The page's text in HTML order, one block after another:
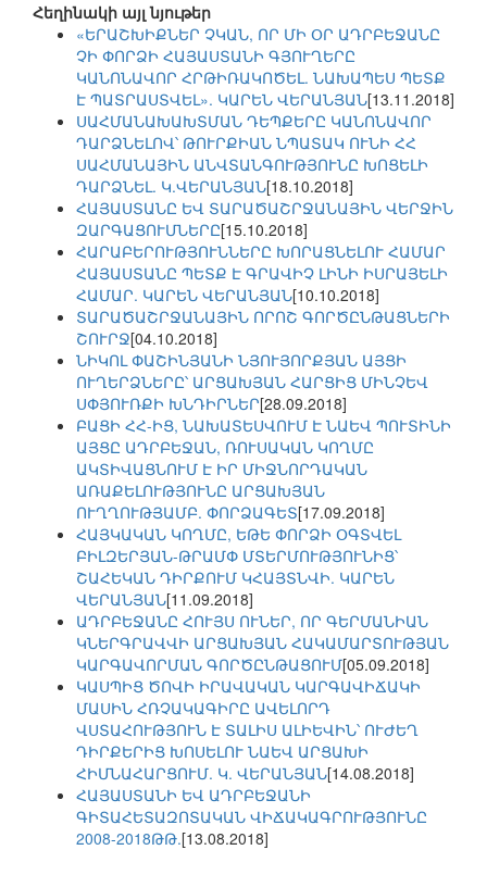
Հեղինակի այլ նյութեր
«ԵՐԱՇԽԻՔՆԵՐ ՉԿԱՆ, ՈՐ ՄԻ ՕՐ ԱԴՐԲԵՋԱՆԸ
ՉԻ ՓՈՐՁԻ ՀԱՅԱՍՏԱՆԻ ԳՅՈՒՂԵՐԸ
ԿԱՆՈՆԱՎՈՐ ՀՐԹԻՌԱԿՈԾԵԼ. ՆԱԽԱՊԵՍ ՊԵՏՔ
Է ՊԱՏՐԱՍՏՎԵԼ». ԿԱՐԵՆ ՎԵՐԱՆՅԱՆ[13.11.2018]
ՍԱՀՄԱՆԱԽԱԽՏՄԱՆ ԴԵՊՔԵՐԸ ԿԱՆՈՆԱՎՈՐ
ԴԱՐՁՆԵԼՈՎ՝ ԹՈՒՐՔԻԱՆ ՆՊԱՏԱԿ ՈՒՆԻ ՀՀ
ՍԱՀՄԱՆԱՅԻՆ ԱՆՎՏԱՆԳՈՒԹՅՈՒՆԸ ԽՈՑԵԼԻ
ԴԱՐՁՆԵԼ. Կ.ՎԵՐԱՆՅԱՆ[18.10.2018]
ՀԱՅԱՍՏԱՆԸ ԵՎ ՏԱՐԱԾԱՇՐՋԱՆԱՅԻՆ ՎԵՐՋԻՆ
ԶԱՐԳԱՑՈՒՄՆԵՐԸ[15.10.2018]
ՀԱՐԱԲԵՐՈՒԹՅՈՒՆՆԵՐԸ ԽՈՐԱՑՆԵԼՈՒ ՀԱՄԱՐ
ՀԱՅԱՍՏԱՆԸ ՊԵՏՔ Է ԳՐԱՎԻՉ ԼԻՆԻ ԻՍՐԱՅԵԼԻ
ՀԱՄԱՐ. ԿԱՐԵՆ ՎԵՐԱՆՅԱՆ[10.10.2018]
ՏԱՐԱԾԱՇՐՋԱՆԱՅԻՆ ՈՐՈՇ ԳՈՐԾԸՆԹԱՑՆԵՐԻ
ՇՈՒՐՋ[04.10.2018]
ՆԻԿՈԼ ՓԱՇԻՆՅԱՆԻ ՆՅՈՒՅՈՐՔՅԱՆ ԱՅՑԻ
ՈՒՂԵՐՁՆԵՐԸ՝ ԱՐՑԱԽՅԱՆ ՀԱՐՑԻՑ ՄԻՆՉԵՎ
ՍՓՅՈՒՌՔԻ ԽՆԴԻՐՆԵՐ[28.09.2018]
ԲԱՑԻ ՀՀ-ԻՑ, ՆԱԽԱՏԵՍՎՈՒՄ Է ՆԱԵՎ ՊՈՒՏԻՆԻ
ԱՅՑԸ ԱԴՐԲԵՋԱՆ, ՌՈՒՍԱԿԱՆ ԿՈՂՄԸ
ԱԿՏԻՎԱՑՆՈՒՄ Է ԻՐ ՄԻՋՆՈՐԴԱԿԱՆ
ԱՌԱՔԵԼՈՒԹՅՈՒՆԸ ԱՐՑԱԽՅԱՆ
ՈՒՂՂՈՒԹՅԱՄԲ. ՓՈՐՁԱԳԵՏ[17.09.2018]
ՀԱՅԿԱԿԱՆ ԿՈՂՄԸ, ԵԹԵ ՓՈՐՁԻ ՕԳՏՎԵԼ
ԲԻԼԶԵՐՅԱՆ-ԹՐԱՄՓ ՄՏԵՐՄՈՒԹՅՈՒՆԻՑ՝
ՇԱՀԵԿԱՆ ԴԻՐՔՈՒՄ ԿՀԱՅՏՆՎԻ. ԿԱՐԵՆ
ՎԵՐԱՆՅԱՆ[11.09.2018]
ԱԴՐԲԵՋԱՆԸ ՀՈՒՅՍ ՈՒՆԵՐ, ՈՐ ԳԵՐՄԱՆԻԱՆ
ԿՆԵՐԳՐԱՎՎԻ ԱՐՑԱԽՅԱՆ ՀԱԿԱՄԱՐՏՈՒԹՅԱՆ
ԿԱՐԳԱՎՈՐՄԱՆ ԳՈՐԾԸՆԹԱՑՈՒՄ[05.09.2018]
ԿԱՍՊԻՑ ԾՈՎԻ ԻՐԱՎԱԿԱՆ ԿԱՐԳԱՎԻՃԱԿԻ
ՄԱՍԻՆ ՀՌՉԱԿԱԳԻՐԸ ԱՎԵԼՈՐԴ
ՎՍՏԱՀՈՒԹՅՈՒՆ Է ՏԱԼԻՍ ԱԼԻԵՎԻՆ՝ ՈՒԺԵՂ
ԴԻՐՔԵՐԻՑ ԽՈՍԵԼՈՒ ՆԱԵՎ ԱՐՑԱԽԻ
ՀԻՄՆԱՀԱՐՑՈՒՄ. Կ. ՎԵՐԱՆՅԱՆ[14.08.2018]
ՀԱՅԱՍՏԱՆԻ ԵՎ ԱԴՐԲԵՋԱՆԻ
ԳԻՏԱՀԵՏԱԶՈՏԱԿԱՆ ՎԻՃԱԿԱԳՐՈՒԹՅՈՒՆԸ
2008-2018ԹԹ.[13.08.2018]